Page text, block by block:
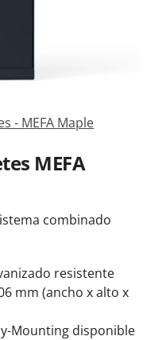
- MEFA Maple
MEFA
combinado
resistente
mm (ancho x alto x
Mounting disponible